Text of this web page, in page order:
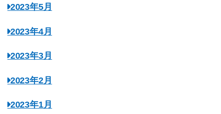
2023年5月
2023年4月
2023年3月
2023年2月
2023年1月